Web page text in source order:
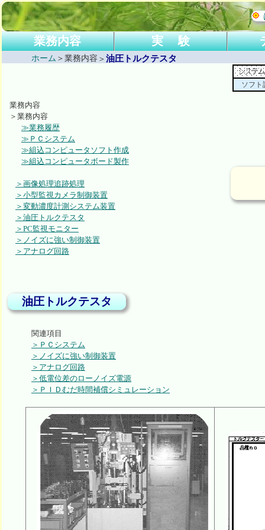
業務内容
業務履歴
ＰＣシステム
組込コンピュータソフト作成
組込コンピュータボード製作
画像処理追跡処理
小型監視カメラ制御装置
変動濃度計測システム装置
油圧トルクテスタ
PC監視モニター
ノイズに強い制御装置
アナログ回路
実 験
画像処理・基本ソフト
画像処理・拡大アルゴリズム比
画像処理・粒子解析寸法計測例
画像処理・追跡処理
画像処理・境界検索(最小二乗
画像処理・処理速度の比較
ＰＩＤむだ時間補償・ＰＩシミ
ＰＩＤむだ時間補償・シミュレ
ＰＩＤむだ時間補償・フィード
相似図形の相似係数
ＦＦＴ・変換例
ＦＦＴ・システムの同定
ドローン自動飛行プログラム作
ドローン自動飛行プログラム作
ＡＩによる手書き数字の学習
ＡＩによる表面のキズ、欠陥検
ＡＩによる時系列データの未来
ＡＩによる複数時系列データの
ホーム ＞業務内容 ＞ 油圧トルクテスタ
ソフト
業務内容
＞業務内容
≫業務履歴
≫ＰＣシステム
≫組込コンピュータソフト作成
≫組込コンピュータボード製作
＞画像処理追跡処理
＞小型監視カメラ制御装置
＞変動濃度計測システム装置
＞油圧トルクテスタ
＞PC監視モニター
＞ノイズに強い制御装置
＞アナログ回路
油圧トルクテスタ
関連項目
＞ＰＣシステム
＞ノイズに強い制御装置
＞アナログ回路
＞低電位差のローノイズ電源
＞ＰＩＤむだ時間補償シミュレーション